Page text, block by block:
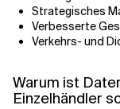
Strategisches
Verbesserte
Verkehrs- und
Warum ist
Einzelhändler